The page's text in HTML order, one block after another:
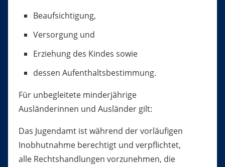
Beaufsichtigung,
Versorgung und
Erziehung des Kindes sowie
dessen Aufenthaltsbestimmung.
Für unbegleitete minderjährige
Ausländerinnen und Ausländer gilt:
Das Jugendamt ist während der vorläufigen
Inobhutnahme berechtigt und verpflichtet,
alle Rechtshandlungen vorzunehmen, die